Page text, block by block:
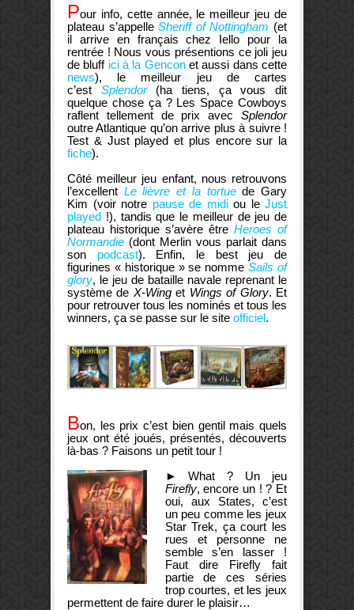
Pour info, cette année, le meilleur jeu de
plateau s’appelle Sheriff of Nottingham (et
il arrive en français chez Iello pour la
rentrée ! Nous vous présentions ce joli jeu
de bluff ici à la Genconet aussi dans cette
news), le meilleur jeu de cartes
c’est
Splendor (ha tiens, ça vous dit
quelque chose ça ? Les Space Cowboys
raflent tellement de prix avec Splendor
outre Atlantique qu’on arrive plus à suivre !
Test & Just played et plus encore sur la
fiche).
Côté meilleur jeu enfant, nous retrouvons
l’excellent Le lièvre et la tortuede Gary
Kim (voir notre pause de midiou le Just
played !), tandis que le meilleur de jeu de
plateau historique s’avère être Heroes of
Normandie (dont Merlin vous parlait dans
son podcast). Enfin, le best jeu de
figurines « historique » se nommeSails of
glory, le jeu de bataille navale reprenant le
système de X-Winget Wings of Glory. Et
pour retrouver tous les nominés et tous les
winners, ça se passe sur le site officiel.
Bon, les prix c’est bien gentil mais quels
jeux ont été joués, présentés, découverts
là-bas ? Faisons un petit tour !
►What ? Un jeu
Firefly, encore un ! ? Et
oui, aux States, c’est
un peu comme les jeux
Star Trek, ça court les
rues et personne ne
semble s’en lasser !
Faut dire Firefly fait
partie de ces séries
trop courtes, et les jeux
permettent de faire durer le plaisir…